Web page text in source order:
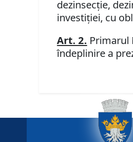
dezinsecţie,
investiţiei, cu
Art. 2. Primarul
îndeplinire a